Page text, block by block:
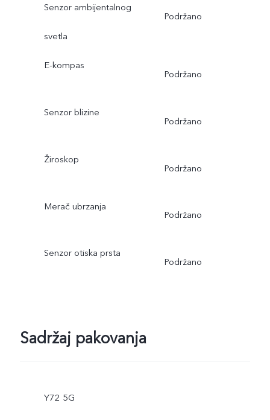
Senzor ambijentalnog
svetla
Podržano
E-kompas
Podržano
Senzor blizine
Podržano
Žiroskop
Podržano
Merač ubrzanja
Podržano
Senzor otiska prsta
Podržano
Sadržaj pakovanja
Y72 5G